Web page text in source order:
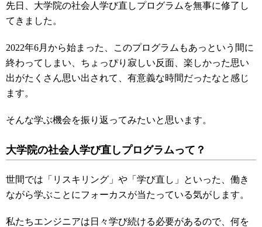
先日、大学院の社会人学び直しプログラムを無事に修了し
てきました。
2022年6月から始まった、このプログラムもあっという間に
終わってしまい、ちょっぴり寂しい反面、楽しかった思い
出がたくさん思い出されて、有意義な時間だったなと感じ
ます。
そんな学ぶ機会を振り返ってみたいと思います。
大学院の社会人学び直しプログラムって？
世間では「リスキリング」や「学び直し」といった、働き
ながら学ぶことにフォーカスが当たっている気がします。
私たちエンジニアは日々学び続ける必要があるので、何を